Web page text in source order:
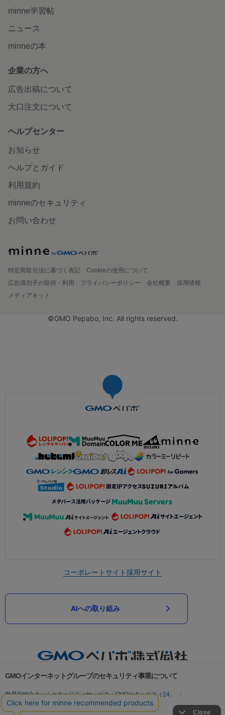
minne学習帖
ニュース
minneの本
企業の方へ
広告出稿について
大口注文について
ヘルプセンター
お知らせ
ヘルプとガイド
利用規約
minneのセキュリティ
お問い合わせ
特定商取引法に基づく表記
Cookieの使用について
広告識別子の取得・利用
プライバシーポリシー 会社概要
採用情報
メディアキット
©GMO Pepabo, Inc. All rights reserved.
コーポレートサイト採用サイト
AIへの取り組み
GMOインターネットグループのセキュリティ事業について
世界初総合ネットセキュリティサービス「GMOセキュリティ24」
パスワード漏洩診断
Webサイトリスク診断